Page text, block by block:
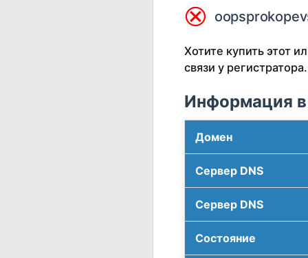
⮿
Хотите купить этот
связи у регистратора.
Информация в
Домен
Сервер DNS
Сервер DNS
Соcтояние